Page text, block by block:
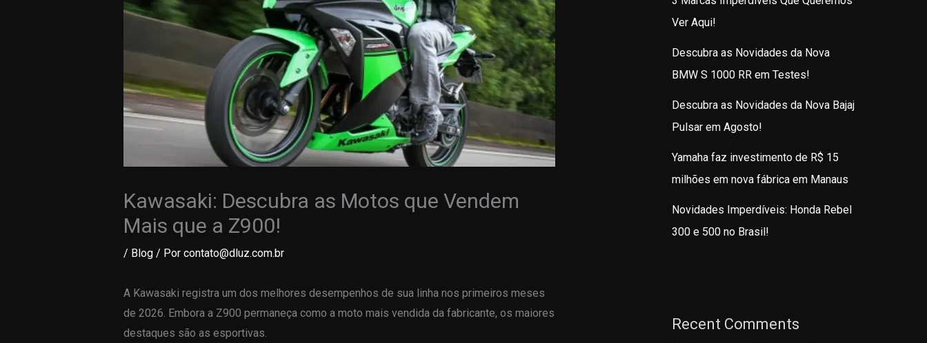
Kawasaki: Descubra as Motos que Vendem
Mais que a Z900!
/ Blog/ Por contato@dluz.com.br
A Kawasaki registra um dos melhores desempenhos de sua linha nos primeiros meses
de 2026. Embora a Z900 permaneça como a moto mais vendida da fabricante, os maiores
destaques são as esportivas.
Ver Aqui!
Descubra as Novidades da Nova
BMW S 1000 RR em Testes!
Descubra as Novidades da Nova Bajaj
Pulsar em Agosto!
Yamaha faz investimento de R$ 15
milhões em nova fábrica em Manaus
Novidades Imperdíveis: Honda Rebel
300 e 500 no Brasil!
Recent Comments